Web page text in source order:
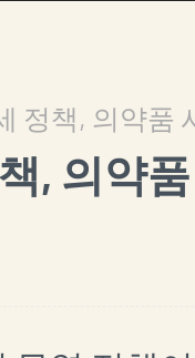
정책, 의약품
, 의약